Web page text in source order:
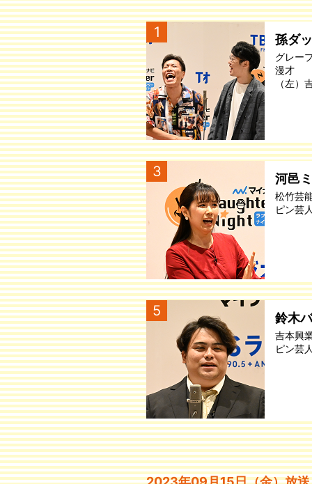
1 孫ダ
グレー
漫才
（左）
3 河邑
松竹芸
ピン芸
5 鈴木
吉本興
ピン芸